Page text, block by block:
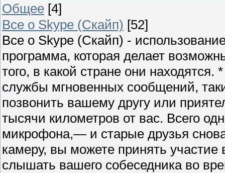
Общее [4]
Все о Skype (Скайп) [52]
Все о Skype (Скайп) -
программа, которая делает
того, в какой стране они находятся.
службы мгновенных сообщений,
позвонить вашему другу или
тысячи километров от вас. Всего
микрофона,— и старые друзья
камеру, вы можете принять
слышать вашего собеседника во